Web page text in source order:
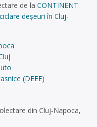
de la CONTINENT
deșeuri în Cluj-
(DEEE)
din Cluj-Napoca,